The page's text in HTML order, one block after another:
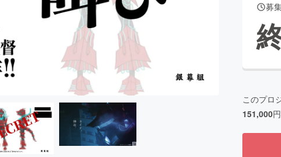
CAMPFIRE for Social Good
CAMPFIREふるさと納税
募
このプロ
151,000